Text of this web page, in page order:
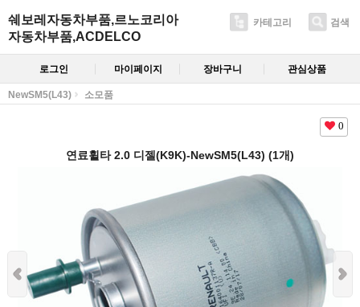
쉐보레자동차부품,르노코리아
자동차부품,ACDELCO
카테고리 검색
로그인 마이페이지 장바구니 관심상품
NewSM5(L43) 소모품
0
연료휠타 2.0 디젤(K9K)-NewSM5(L43) (1개)